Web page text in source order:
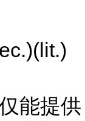
能提供